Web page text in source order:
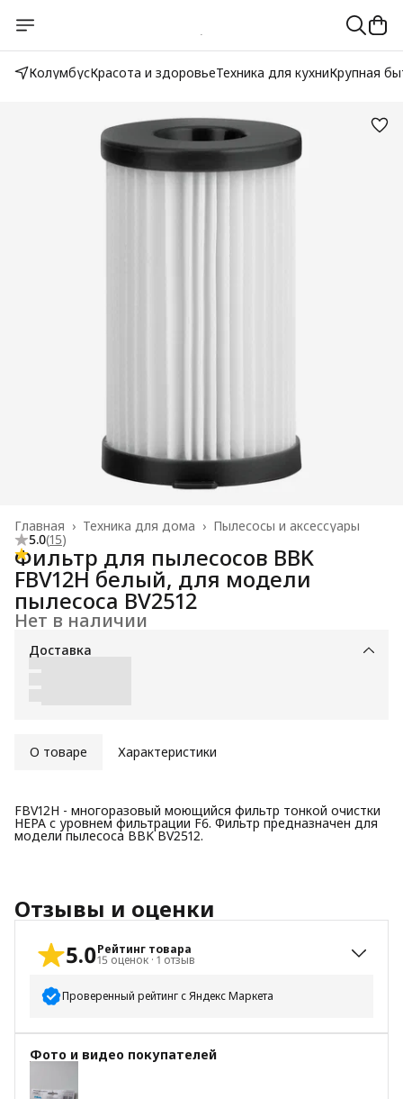
КолумбусКрасота и здоровьеТехника для кухниКрупная
Пылесосы и аксессуары
Техника для дома ›
Главная ›
5.0(15)
Фильтр для пылесосов BBK
FBV12H белый, для модели
пылесоса BV2512
Нет в наличии
Доставка
О товаре Характеристики
FBV12H - многоразовый моющийся фильтр тонкой очистки
HEPA с уровнем фильтрации F6. Фильтр предназначен для
модели пылесоса BBK BV2512.
Отзывы и оценки
5.0Рейтинг товара
15 оценок · 1 отзыв
Проверенный рейтинг с Яндекс Маркета
5 звёзд
15
4 звезды
Фото и видео покупателей